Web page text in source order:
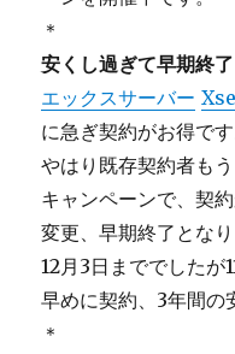
＊
安くし過ぎて早期終了
エックスサーバー
に急ぎ契約がお得です
やはり既存契約者も
キャンペーンで、契
変更、早期終了となり
12月3日まででしたが
早めに契約、3年間の
＊